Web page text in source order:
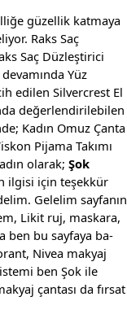
güzellik katmaya
Raks Saç
Saç Düzleştirici
Yüz
edilen Silvercrest El
değerlendirilebilen
Kadın Omuz Çanta
Pijama Takımı
olarak; Şok
ilgisi için teşekkür
Gelelim sayfanın
Likit ruj, maskara,
ben bu sayfaya ba-
Nivea makyaj
ben Şok ile
çantası da fırsat